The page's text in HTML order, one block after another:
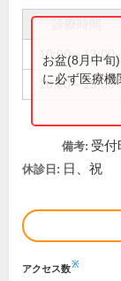
10:00～13:00
16:00～19:00
お盆(8月中旬
に必ず医療機
備考: 受付
休診日: 日、祝
アクセス数※